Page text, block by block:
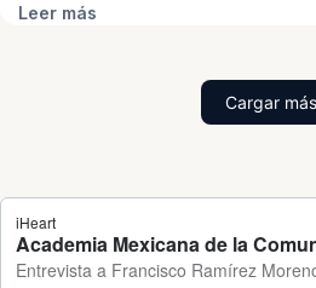
Leer más
Cargar más